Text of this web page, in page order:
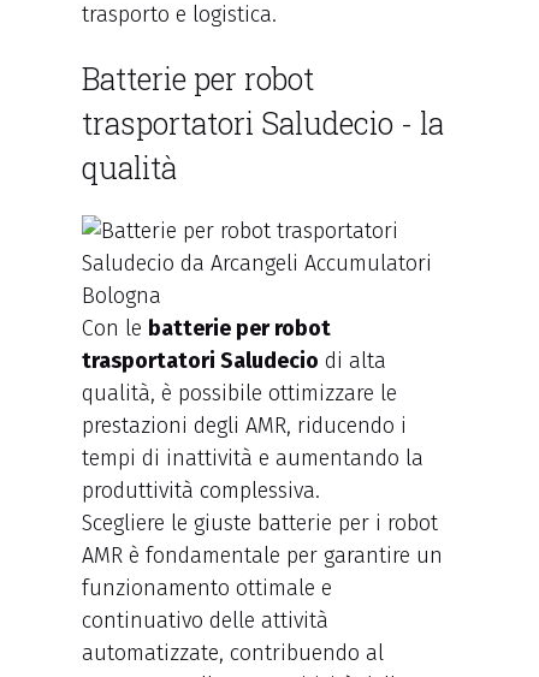
trasporto e logistica.
Batterie per robot
trasportatori Saludecio - la
qualità
Con le batterie per robot
trasportatori Saludecio di alta
qualità, è possibile ottimizzare le
prestazioni degli AMR, riducendo i
tempi di inattività e aumentando la
produttività complessiva.
Scegliere le giuste batterie per i robot
AMR è fondamentale per garantire un
funzionamento ottimale e
continuativo delle attività
automatizzate, contribuendo al